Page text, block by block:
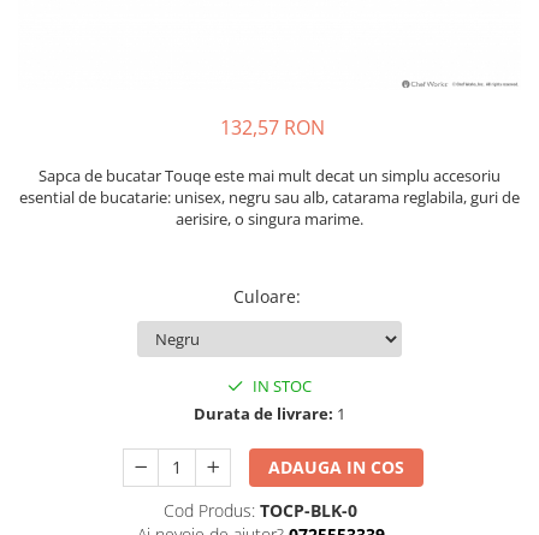
132,57 RON
Sapca de bucatar Touqe este mai mult decat un simplu accesoriu
esential de bucatarie: unisex, negru sau alb, catarama reglabila, guri de
aerisire, o singura marime.
Culoare:
IN STOC
Durata de livrare: 1
ADAUGA IN COS
Cod Produs: TOCP-BLK-0